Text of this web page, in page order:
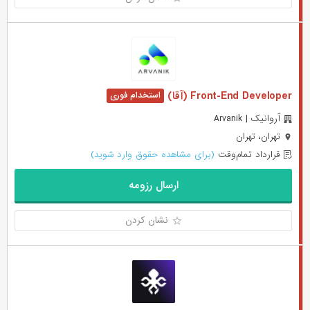
Front-End Developer (آقا)
آروانیک | Arvanik
تهران، تهران
قرارداد تمام‌وقت (برای مشاهده حقوق وارد شوید)
ارسال رزومه
نشان کردن